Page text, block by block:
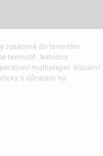
zasazená do temného
temnotě. Nabídne
multiplayer. Vizuální
s důrazem na